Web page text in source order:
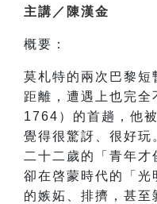
主講／陳漢金
概要：
莫札特的兩次巴黎短
距離，遭遇上也完
1764）的首趟，他
覺得很驚訝、很好
二十二歲的「青年才
卻在啓蒙時代的「光
的嫉妬、排擠，甚至